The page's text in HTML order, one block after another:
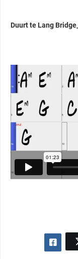
Duurt te Lang